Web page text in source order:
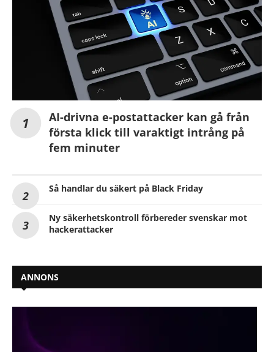
AI-drivna e-postattacker kan gå från
första klick till varaktigt intrång på
fem minuter
Så handlar du säkert på Black Friday
Ny säkerhetskontroll förbereder svenskar mot
hackerattacker
ANNONS